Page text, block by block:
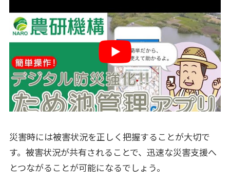
災害時には被害状況を正しく把握することが大切で
す。被害状況が共有されることで、迅速な災害支援へ
とつながることが可能になるでしょう。